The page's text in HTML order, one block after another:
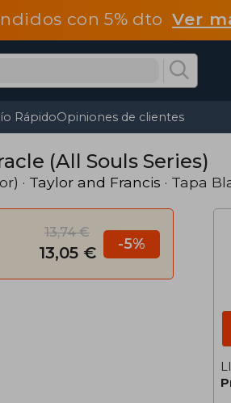
con 5% dtoVer
RápidoOpiniones de clientes
(All Souls Series)
· Taylor and Francis · Tapa
13,74 €
13,05 € -5%